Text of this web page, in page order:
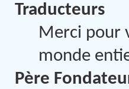
Traducteurs
Merci pour
monde
Père